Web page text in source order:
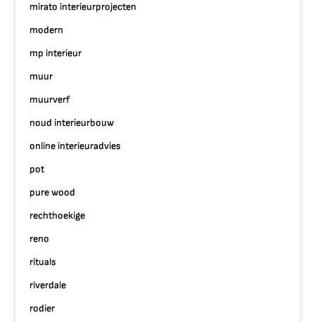
mirato interieurprojecten
modern
mp interieur
muur
muurverf
noud interieurbouw
online interieuradvies
pot
pure wood
rechthoekige
reno
rituals
riverdale
rodier